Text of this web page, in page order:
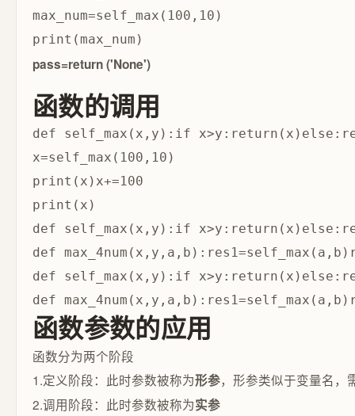
max_num=self_max(100,10)
pass=return ('None')
函数的调用
def self_max(x,y):if
x=self_max(100,10)
print(x)x+=100
def self_max(x,y):if
def self_max(x,y):if
函数参数的应用
函数分为两个阶段
1.定义阶段：此时参数被称为形参，形参类似于变量名，
2.调用阶段：此时参数被称为实参